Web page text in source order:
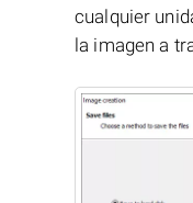
cualquier
la imagen a